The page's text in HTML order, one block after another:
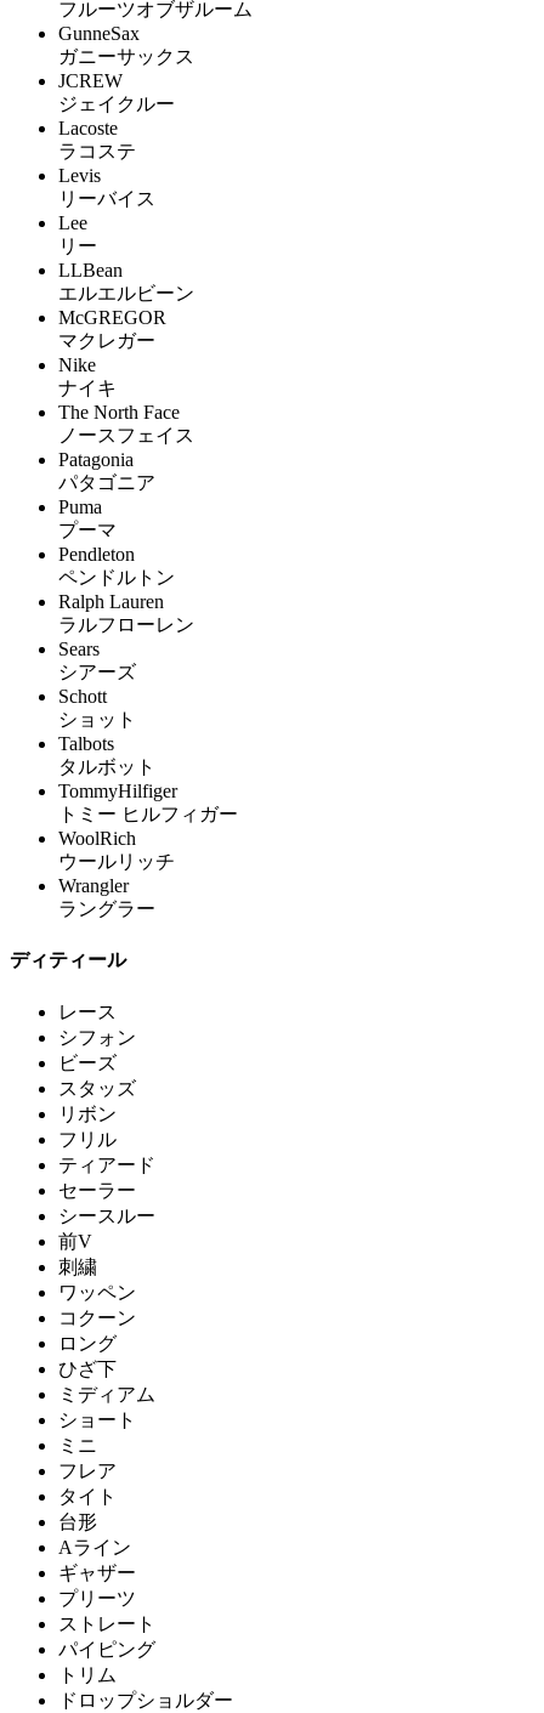
フルーツオブザルーム
GunneSax
ガニーサックス
JCREW
ジェイクルー
Lacoste
ラコステ
Levis
リーバイス
Lee
リー
LLBean
エルエルビーン
McGREGOR
マクレガー
Nike
ナイキ
The North Face
ノースフェイス
Patagonia
パタゴニア
Puma
プーマ
Pendleton
ペンドルトン
Ralph Lauren
ラルフローレン
Sears
シアーズ
Schott
ショット
Talbots
タルボット
TommyHilfiger
トミー ヒルフィガー
WoolRich
ウールリッチ
Wrangler
ラングラー
ディティール
レース
シフォン
ビーズ
スタッズ
リボン
フリル
ティアード
セーラー
シースルー
前V
刺繍
ワッペン
コクーン
ロング
ひざ下
ミディアム
ショート
ミニ
フレア
タイト
台形
Aライン
ギャザー
プリーツ
ストレート
パイピング
トリム
ドロップショルダー